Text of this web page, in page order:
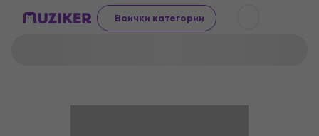
Всички категории